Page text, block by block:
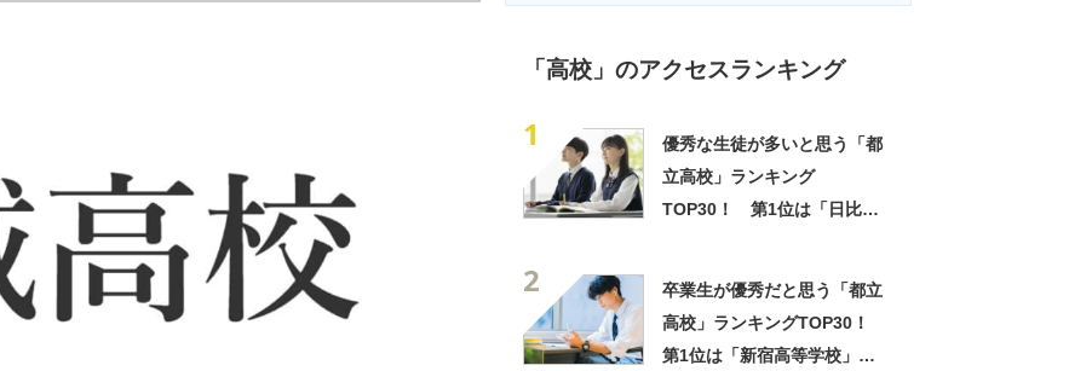
「高校」のアクセスランキング
1
優秀な生徒が多いと思う「都
立高校」ランキング
TOP30！ 第1位は「日比谷
2
卒業生が優秀だと思う「都立
高校」ランキングTOP30！
第1位は「新宿高等学校」